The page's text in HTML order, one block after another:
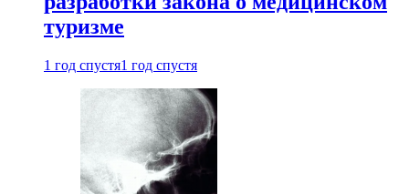
туризме
1 год спустя1 год спустя